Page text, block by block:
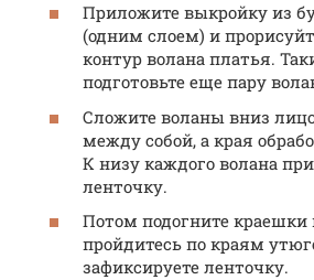
Приложите выкройку из
(одним слоем) и
контур волана платья.
подготовьте еще пару
Сложите воланы вниз
между собой, а края
К низу каждого волана
ленточку.
Потом подогните краешки
пройдитесь по краям
зафиксируете ленточку.